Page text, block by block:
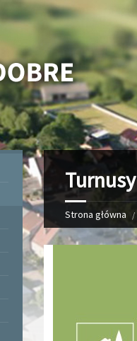
Strona główna